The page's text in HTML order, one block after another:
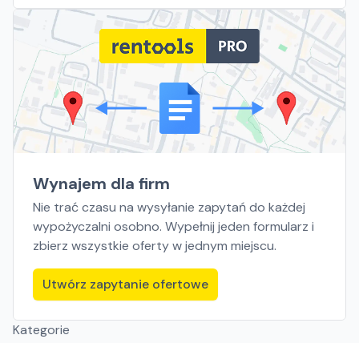
Płock, Warszawa, Rzeszów, Szczecin, Gdańsk, Białystok
Wynajem dla firm
Nie trać czasu na wysyłanie zapytań do każdej
wypożyczalni osobno. Wypełnij jeden formularz i
zbierz wszystkie oferty w jednym miejscu.
Utwórz zapytanie ofertowe
Kategorie